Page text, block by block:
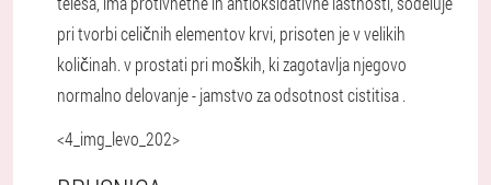
pri tvorbi celičnih elementov krvi, prisoten je v velikih
količinah. v prostati pri moških, ki zagotavlja njegovo
normalno delovanje - jamstvo za odsotnost cistitisa .
<4_img_levo_202>